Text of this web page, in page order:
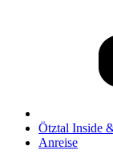
Ötztal Inside
Anreise